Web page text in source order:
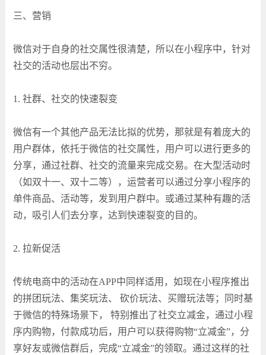
三、营销
微信对于自身的社交属性很清楚，所以在小程序中，针对
社交的活动也层出不穷。
1. 社群、社交的快速裂变
微信有一个其他产品无法比拟的优势，那就是有着庞大的
用户群体，依托于微信的社交属性，用户可以进行更多的
分享，通过社群、社交的流量来完成交易。在大型活动时
（如双十一、双十二等），运营者可以通过分享小程序的
单件商品、活动等，发到用户群中。或通过某种有趣的活
动，吸引人们去分享，达到快速裂变的目的。
2. 拉新促活
传统电商中的活动在APP中同样适用，如现在小程序推出
的拼团玩法、集奖玩法、 砍价玩法、买赠玩法等；同时基
于微信的特殊场景下， 特别推出了社交立减金，通过小程
序内购物，付款成功后，用户可以获得购物“立减金”，分
享好友或微信群后，完成“立减金”的领取。通过这样的社